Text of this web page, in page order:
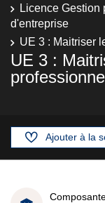
Licence Gestion
d'entreprise
UE 3 : Maitriser
UE 3 :
Ajouter à la